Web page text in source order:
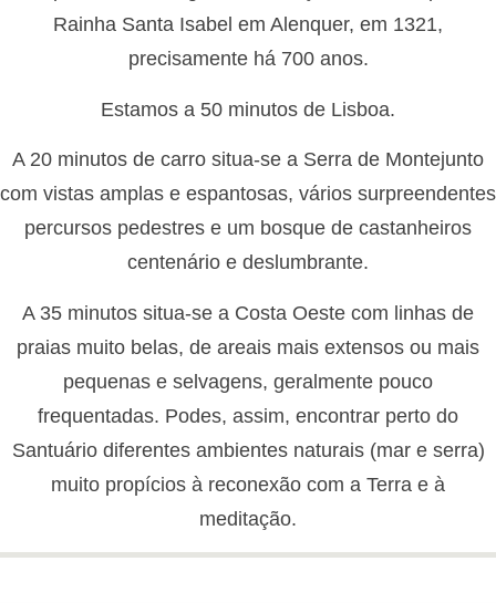
Rainha Santa Isabel em Alenquer, em 1321,
precisamente há 700 anos.
Estamos a 50 minutos de Lisboa.
A 20 minutos de carro situa-se a Serra de Montejunto
com vistas amplas e espantosas, vários surpreendentes
percursos pedestres e um bosque de castanheiros
centenário e deslumbrante.
A 35 minutos situa-se a Costa Oeste com linhas de
praias muito belas, de areais mais extensos ou mais
pequenas e selvagens, geralmente pouco
frequentadas. Podes, assim, encontrar perto do
Santuário diferentes ambientes naturais (mar e serra)
muito propícios à reconexão com a Terra e à
meditação.